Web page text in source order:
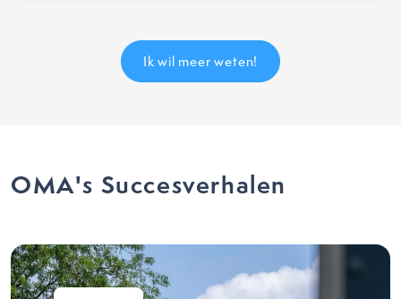
Ik wil meer weten!
OMA's Succesverhalen